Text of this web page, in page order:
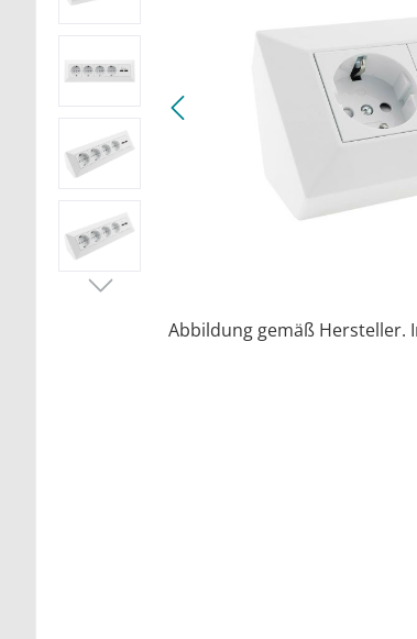
Abbildung gemäß